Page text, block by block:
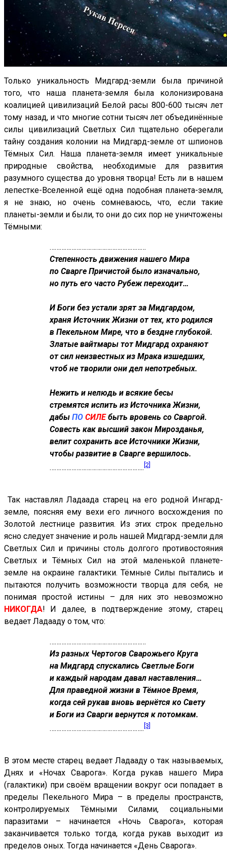
Только уникальность Мидгард-земли была причиной
того, что наша планета-земля была колонизирована
коалицией цивилизаций Белой расы 800-600 тысяч лет
тому назад, и что многие сотни тысяч лет объединённые
силы цивилизаций Светлых Сил тщательно оберегали
тайну создания колонии на Мидгард-земле от шпионов
Тёмных Сил. Наша планета-земля имеет уникальные
природные свойства, необходимые для развития
разумного существа до уровня творца! Есть ли в нашем
лепестке-Вселенной ещё одна подобная планета-земля,
я не знаю, но очень сомневаюсь, что, если такие
планеты-земли и были, то они до сих пор не уничтожены
Тёмными:
…………………………………………………
Степенность движения нашего Мира
по Сварге Причистой было изначально,
но путь его часто Рубеж переходит…
И Боги без устали зрят за Мидгардом,
храня Источник Жизни от тех, кто родился
в Пекельном Мире, что в бездне глубокой.
Златые вайтмары тот Мидгард охраняют
от сил неизвестных из Мрака изшедших,
чтоб не творили они дел непотребных.
Нежить и нелюдь и всякие бесы
стремятся испить из Источника Жизни,
дабы ПО СИЛЕбыть вровень со Сваргой.
Совесть как высший закон Мирозданья,
велит сохранить все Источники Жизни,
чтобы развитие в Сварге вершилось.
……………………………………………….. [2]
Так наставлял Ладаада старец на его родной Ингард-
земле, поясняя ему вехи его личного восхождения по
Золотой лестнице развития. Из этих строк предельно
ясно следует значение и роль нашей Мидгард-земли для
Светлых Сил и причины столь долгого противостояния
Светлых и Тёмных Сил на этой маленькой планете-
земле на окраине галактики. Тёмные Силы пытались и
пытаются получить возможности творца для себя, не
понимая простой истины – для них это невозможно
НИКОГДА! И далее, в подтверждение этому, старец
ведает Ладааду о том, что:
…………………………………………………
Из разных Чертогов Сварожьего Круга
на Мидгард спускались Светлые Боги
и каждый народам давал наставления…
Для праведной жизни в Тёмное Время,
когда сей рукав вновь вернётся ко Свету
и Боги из Сварги вернутся к потомкам.
……………………………………………….. [3]
В этом месте старец ведает Ладааду о так называемых,
Днях и «Ночах Сварога». Когда рукав нашего Мира
(галактики) при своём вращении вокруг оси попадает в
пределы Пекельного Мира – в пределы пространств,
контролируемых Тёмными Силами, социальными
паразитами – начинается «Ночь Сварога», которая
заканчивается только тогда, когда рукав выходит из
пределов оных. Тогда начинается «День Сварога».